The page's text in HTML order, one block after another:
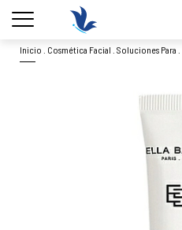
Envío gratisa partir 40€*
menu
Inicio Cosmética Facial .Soluciones Para